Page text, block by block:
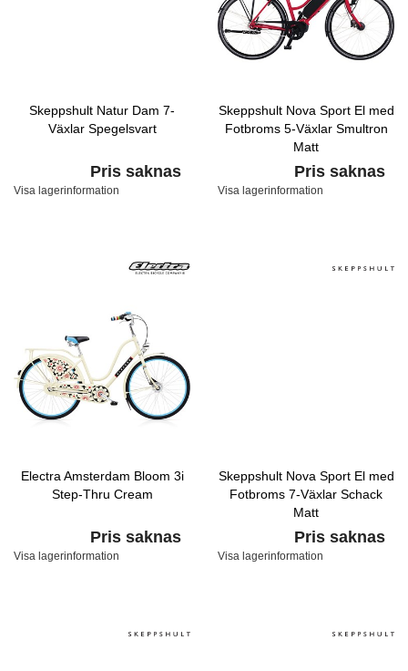
Skeppshult Natur Dam 7-
Växlar Spegelsvart
Pris saknas
Visa lagerinformation
Skeppshult Nova Sport El med
Fotbroms 5-Växlar Smultron
Matt
Pris saknas
Visa lagerinformation
Electra Amsterdam Bloom 3i
Step-Thru Cream
Pris saknas
Visa lagerinformation
Skeppshult Nova Sport El med
Fotbroms 7-Växlar Schack
Matt
Pris saknas
Visa lagerinformation